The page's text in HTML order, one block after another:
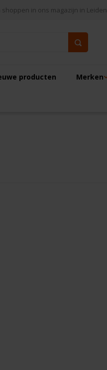
shoppen in ons magazijn in Leiden
producten Merken